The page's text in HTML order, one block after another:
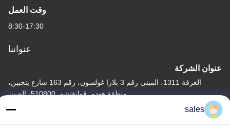
وقت العمل
8:30-17:30
عنواننا
عنوان الشركة
الغرفة 1311، المبنى رقم 3 بلازا غولسون، رقم 163 شارع ينجبين،
منطقة هودو، قوانغتشو، 510800، الصين
عنوان المصنع
sales